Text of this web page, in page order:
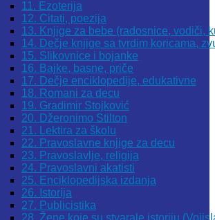
11. Ezoterija
12. Citati, poezija
13. Knjige za bebe (radosnice, vodiči,
14. Dečje knjige sa tvrdim koricama,
15. Slikovnice i bojanke
16. Bajke, basne, priče
17. Dečje enciklopedije, edukativne
18. Romani za decu
19. Gradimir Stojković
20. Džeronimo Stilton
21. Lektira za školu
22. Pravoslavne knjige za decu
23. Pravoslavlje, religija
24. Pravoslavni akatisti
25. Enciklopedijska izdanja
26. Istorija
27. Publicistika
28. Žene koje su stvarale istoriju